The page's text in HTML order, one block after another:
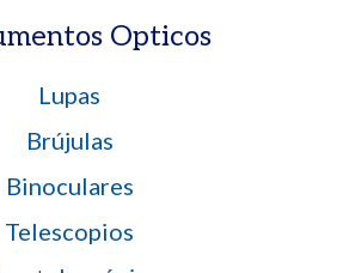
Opticos
Lupas
Brújulas
Binoculares
Telescopios